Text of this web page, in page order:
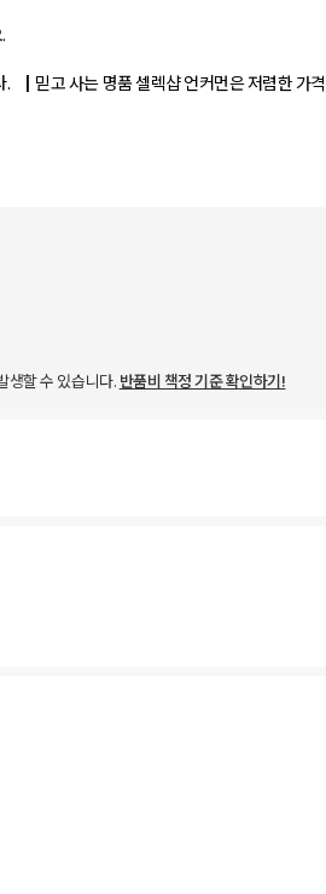
┃믿고 사는 명품 셀렉샵 언커먼은 저렴한 가격
생할 수 있습니다. 반품비 책정 기준 확인하기!